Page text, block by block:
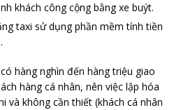
khách công cộng bằng xe buýt.
taxi sử dụng phần mềm tính tiền
hàng nghìn đến hàng triệu giao
hàng cá nhân, nên việc lập hóa
và không cần thiết (khách cá nhân